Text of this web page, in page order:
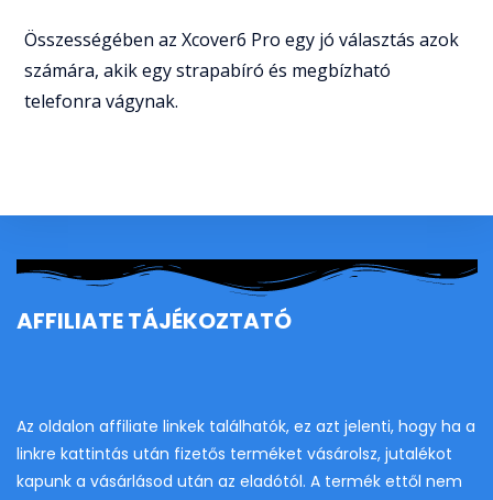
Összességében az Xcover6 Pro egy jó választás azok
számára, akik egy strapabíró és megbízható
telefonra vágynak.
AFFILIATE TÁJÉKOZTATÓ
Az oldalon affiliate linkek találhatók, ez azt jelenti, hogy ha a
linkre kattintás után fizetős terméket vásárolsz, jutalékot
kapunk a vásárlásod után az eladótól. A termék ettől nem